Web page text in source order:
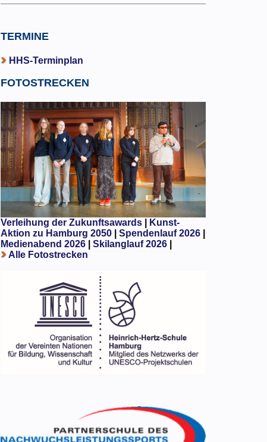
TERMINE
HHS-Terminplan
FOTOSTRECKEN
Verleihung der Zukunftsawards|
Kunst-
Aktion zu Hamburg 2050
Spendenlauf 2026|
Medienabend 2026| Skilanglauf 2026|
Alle Fotostrecken